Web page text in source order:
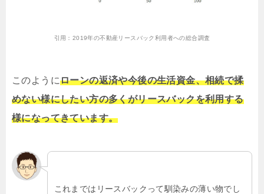
引用： 2019年の不動産リースバック利用者への総合調査
このようにローンの返済や今後の生活資金、相続で揉
めない様にしたい方の多くがリースバックを利用する
様になってきています。
これまではリースバックって馴染みの薄い物でし